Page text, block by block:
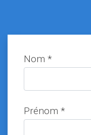
Nom *
Prénom *